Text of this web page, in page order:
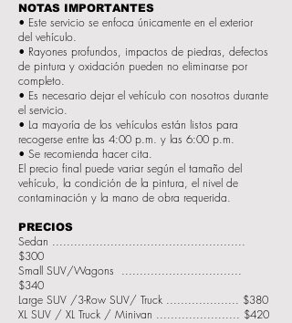
NOTAS IMPORTANTES
• Este servicio se enfoca únicamente en el exterior
del vehículo.
• Rayones profundos, impactos de piedras, defectos
de pintura y oxidación pueden no eliminarse por
completo.
• Es necesario dejar el vehículo con nosotros durante
el servicio.
• La mayoría de los vehículos están listos para
recogerse entre las 4:00 p.m. y las 6:00 p.m.
• Se recomienda hacer cita.
El precio final puede variar según el tamaño del
vehículo, la condición de la pintura, el nivel de
contaminación y la mano de obra requerida.
PRECIOS
Sedan .....................................................
$300
Small SUV/Wagons .................................
$340
Large SUV /3-Row SUV/ Truck .................... $380
XL SUV / XL Truck / Minivan ....................... $420